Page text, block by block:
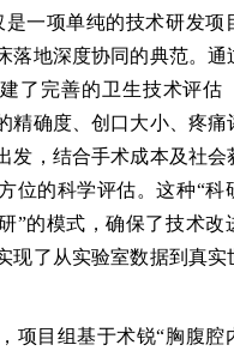
是一项单纯的技术研发项
落地深度协同的典范。通
了完善的卫生技术评估
精确度、创口大小、疼痛
发，结合手术成本及社会
位的科学评估。这种“科
”的模式，确保了技术改
现了从实验室数据到真实
项目组基于术锐“胸腹腔